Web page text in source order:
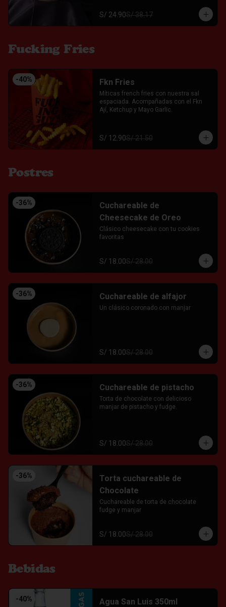
S/ 24.90S/ 38.17
Fucking Fries
-40% Fkn Fries
Míticas french fries con nuestra sal
espaciada. Acompañadas con el Fkn
Ají, Ketchup y Mayo Garlic.
S/ 12.90S/ 21.50
Postres
-36%
Cuchareable de
Cheesecake de Oreo
Clásico cheesecake con tu cookies
favoritas
S/ 18.00S/ 28.00
-36% Cuchareable de alfajor
Un clásico coronado con manjar
S/ 18.00S/ 28.00
-36% Cuchareable de pistacho
Torta de chocolate con delicioso
manjar de pistacho y fudge.
S/ 18.00S/ 28.00
-36%
Torta cuchareable de
Chocolate
Cuchareable de torta de chocolate
fudge y manjar
S/ 18.00S/ 28.00
Bebidas
-40% Agua San Luis 350ml